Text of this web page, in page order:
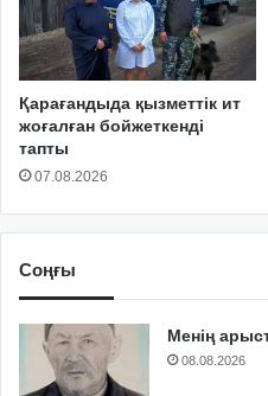
Қарағандыда қызметтік ит
жоғалған бойжеткенді
тапты
07.08.2026
Соңғы
Менің
08.08.2026